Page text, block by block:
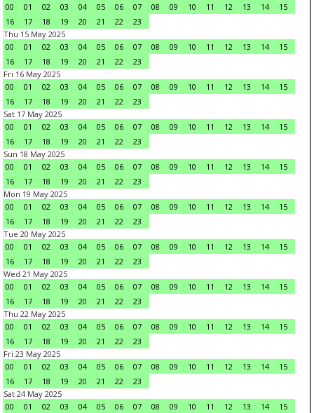
00
01 02 03 04 05 06 07 08 09 10 11 12 13 14
15
16
17 18 19 20 21 22
23
Thu 15 May 2025
00
01 02 03 04 05 06 07 08 09 10 11 12 13 14
15
16
17 18 19 20 21 22
23
Fri 16 May 2025
00
01 02 03 04 05 06 07 08 09 10 11 12 13 14
15
16
17 18 19 20 21 22
23
Sat 17 May 2025
00
01 02 03 04 05 06 07 08 09 10 11 12 13 14
15
16
17 18 19 20 21 22
23
Sun 18 May 2025
00
01 02 03 04 05 06 07 08 09 10 11 12 13 14
15
16
17 18 19 20 21 22
23
Mon 19 May 2025
00
01 02 03 04 05 06 07 08 09 10 11 12 13 14
15
16
17 18 19 20 21 22
23
Tue 20 May 2025
00
01 02 03 04 05 06 07 08 09 10 11 12 13 14
15
16
17 18 19 20 21 22
23
Wed 21 May 2025
00
01 02 03 04 05 06 07 08 09 10 11 12 13 14
15
16
17 18 19 20 21 22
23
Thu 22 May 2025
00
01 02 03 04 05 06 07 08 09 10 11 12 13 14
15
16
17 18 19 20 21 22
23
Fri 23 May 2025
00
01 02 03 04 05 06 07 08 09 10 11 12 13 14
15
16
17 18 19 20 21 22
23
Sat 24 May 2025
00
01 02 03 04 05 06 07 08 09 10 11 12 13 14
15